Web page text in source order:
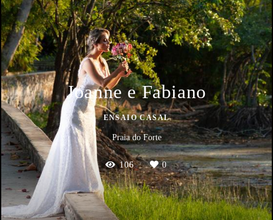
Joanne e Fabiano
ENSAIO CASAL
Praia do Forte
106 0